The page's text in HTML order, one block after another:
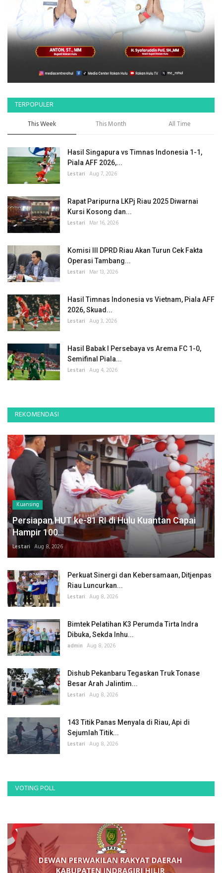
TERPOPULER
This Week This Month All Time
Hasil Singapura vs Timnas Indonesia 1-1,
Piala AFF 2026,...
Lestari Aug 7, 2026
Rapat Paripurna LKPj Riau 2025 Diwarnai
Kursi Kosong dan...
Lestari Mar 16, 2026
Komisi III DPRD Riau Akan Turun Cek Fakta
Operasi Tambang...
Lestari Mar 13, 2026
Hasil Timnas Indonesia vs Vietnam, Piala AFF
2026, Skuad...
Lestari Aug 3, 2026
Hasil Babak I Persebaya vs Arema FC 1-0,
Semifinal Piala...
Lestari Aug 4, 2026
REKOMENDASI
Kuansing
Persiapan HUT ke-81 RI di Hulu Kuantan Capai
Hampir 100...
Lestari Aug 8, 2026
Perkuat Sinergi dan Kebersamaan, Ditjenpas
Riau Luncurkan...
Lestari Aug 8, 2026
Bimtek Pelatihan K3 Perumda Tirta Indra
Dibuka, Sekda Inhu...
admin Aug 8, 2026
Dishub Pekanbaru Tegaskan Truk Tonase
Besar Arah Jalintim...
Lestari Aug 8, 2026
143 Titik Panas Menyala di Riau, Api di
Sejumlah Titik...
Lestari Aug 8, 2026
VOTING POLL